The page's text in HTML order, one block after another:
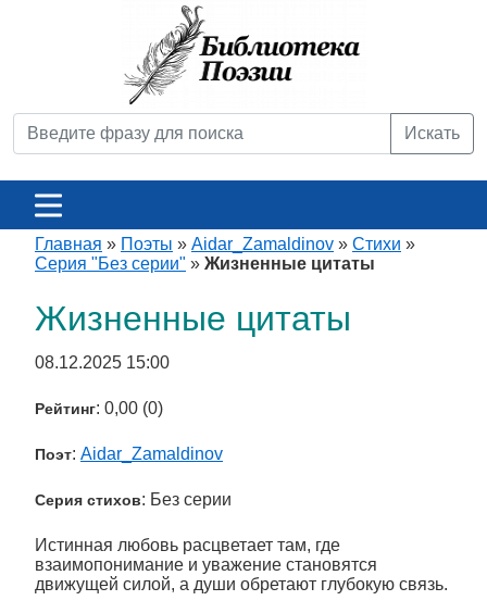
Искать
Главная » Поэты » Aidar_Zamaldinov » Стихи »
Серия "Без серии" » Жизненные цитаты
Жизненные цитаты
08.12.2025 15:00
Рейтинг: 0,00 (0)
Поэт: Aidar_Zamaldinov
Серия стихов: Без серии
Истинная любовь расцветает там, где
взаимопонимание и уважение становятся
движущей силой, а души обретают глубокую связь.